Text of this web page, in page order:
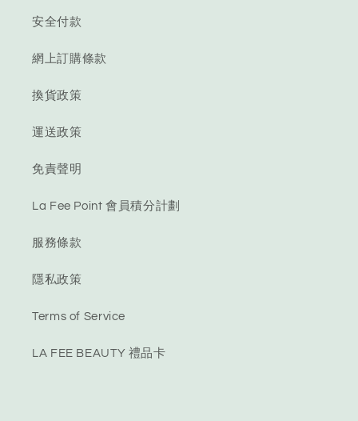
安全付款
網上訂購條款
換貨政策
運送政策
免責聲明
La Fee Point 會員積分計劃
服務條款
隱私政策
Terms of Service
LA FEE BEAUTY 禮品卡